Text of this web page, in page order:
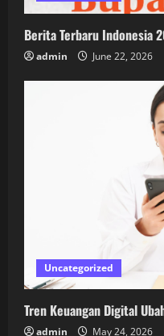
Berita Terbaru Indonesia
admin June 22, 2026
Uncategorized
Tren Keuangan Digital
admin May 24, 2026